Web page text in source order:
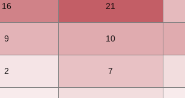
16 21
9 10
2 7